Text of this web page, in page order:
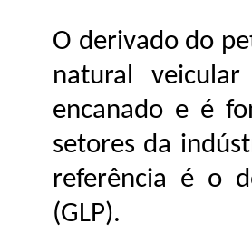
O derivado do
natural
encanado e é
setores da
referência é o
(GLP).